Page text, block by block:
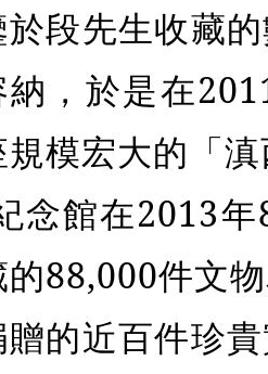
於段先生收藏
納，於是在
規模宏大的「
念館在2013
的88,000件文
贈的近百件珍